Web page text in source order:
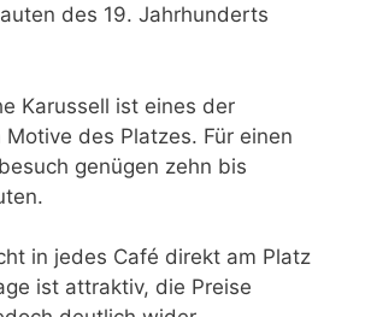
des 19. Jahrhunderts
Karussell ist eines der
des Platzes. Für einen
genügen zehn bis
in jedes Café direkt am Platz
ist attraktiv, die Preise